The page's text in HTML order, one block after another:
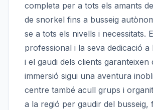
completa per a tots els amants
de snorkel fins a busseig
se a tots els nivells i necessitats.
professional i la seva dedicació a
i el gaudi dels clients garanteixen
immersió sigui una aventura
centre també acull grups i
a la regió per gaudir del busseig,